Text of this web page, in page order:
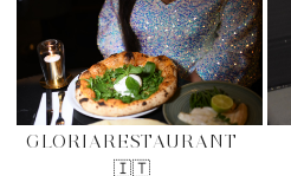
GLORIARESTAURANT
🇮🇹